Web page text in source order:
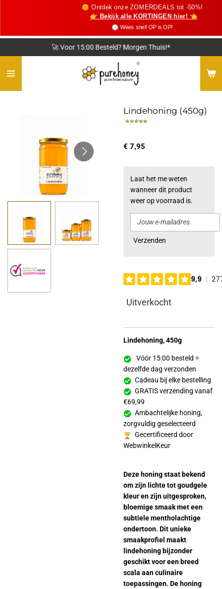
🌞 Ontdek onze ZOMERDEALS tot -50%!
👉 Bekijk alle KORTINGEN hier! 👈
🕓 Wees snel! OP is OP!
🚀 Voor 15:00 Besteld? Morgen Thuis!*
Lindehoning (450g)
€ 7,95
Laat het me weten
wanneer dit product
weer op voorraad is.
Verzenden
Uitverkocht
Lindehoning, 450g
Vóór 15:00 besteld =
dezelfde dag verzonden
Cadeau bij elke bestelling
GRATIS verzending vanaf
€69,99
Ambachtelijke honing,
zorgvuldig geselecteerd
Gecertificeerd door
WebwinkelKeur
Deze honing staat bekend
om zijn lichte tot goudgele
kleur en zijn uitgesproken,
bloemige smaak met een
subtiele mentholachtige
ondertoon. Dit unieke
smaakprofiel maakt
lindehoning bijzonder
geschikt voor een breed
scala aan culinaire
toepassingen. De honing